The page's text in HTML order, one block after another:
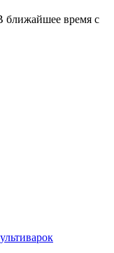
ближайшее время с